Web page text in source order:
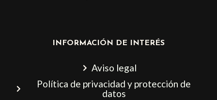
INFORMACIÓN DE INTERÉS
Aviso legal
Política de privacidad y protección de
datos